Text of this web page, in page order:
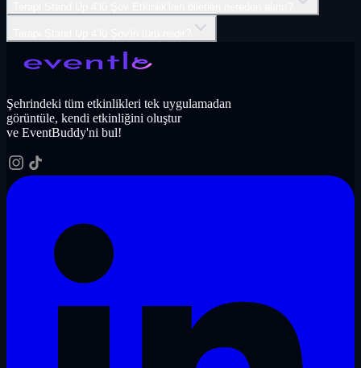
Şehrindeki tüm etkinlikleri tek uygulamadan
görüntüle, kendi etkinliğini oluştur
ve EventBuddy'ni bul!